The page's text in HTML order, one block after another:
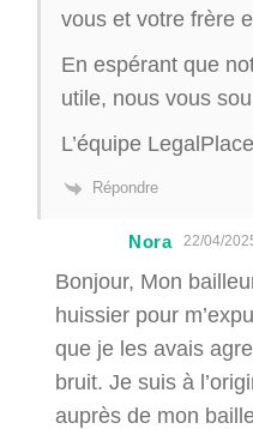
vous et votre frère
En espérant que
utile, nous vous
L’équipe LegalPlace
Répondre
Nora 22/04/
Bonjour, Mon
huissier pour
que je les avais
bruit. Je suis à
auprès de mon